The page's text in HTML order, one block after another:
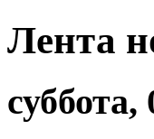
Лента
суббота,